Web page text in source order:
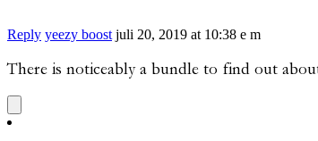
Reply yeezy boost juli 20, 2019 at 10:38 e m
There is noticeably a bundle to find out